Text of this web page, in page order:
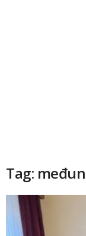
Tag: